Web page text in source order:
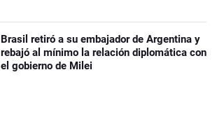
Brasil retiró a su embajador de Argentina y
rebajó al mínimo la relación diplomática con
el gobierno de Milei